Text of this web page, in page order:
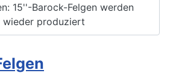
Farbe sehen
15''-Barock-Felgen werden
wieder produziert